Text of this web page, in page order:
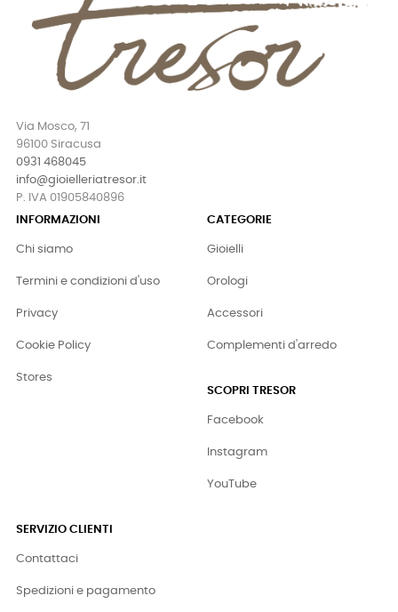
Via Mosco, 71
96100 Siracusa
0931 468045
info@gioielleriatresor.it
P. IVA 01905840896
INFORMAZIONI
Chi siamo
Termini e condizioni d'uso
Privacy
Cookie Policy
Stores
CATEGORIE
Gioielli
Orologi
Accessori
Complementi d'arredo
SCOPRI TRESOR
Facebook
Instagram
YouTube
SERVIZIO CLIENTI
Contattaci
Spedizioni e pagamento